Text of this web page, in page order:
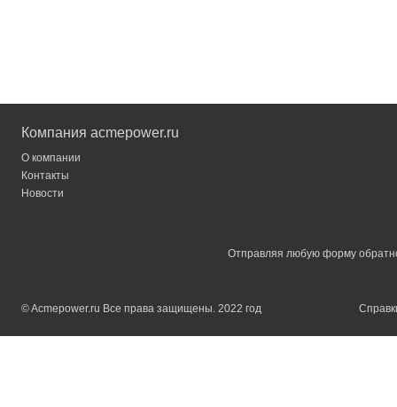
Компания acmepower.ru
О компании
Контакты
Новости
Отправляя любую форму
© Acmepower.ru Все права защищены. 2022 год